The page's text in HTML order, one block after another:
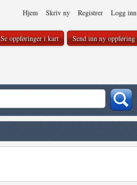
Hjem Skriv ny Registrer Logg inn
Se oppføringer i kart Send inn ny oppføring